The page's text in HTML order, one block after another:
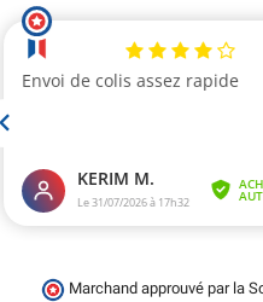
Marchand approuvé par la